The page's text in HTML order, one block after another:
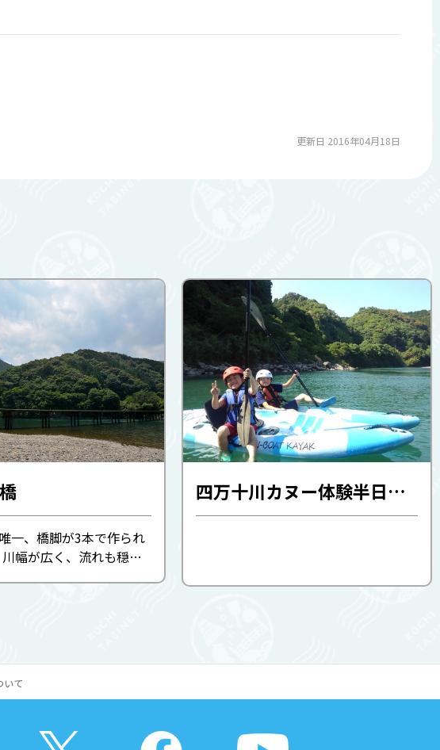
更新日 2016年04月18日
一、橋脚が3本で作られ
幅が広く、流れも穏や
四万十川カヌー体験半日コース・短時間コース(カヌー しまんとベース)
いて